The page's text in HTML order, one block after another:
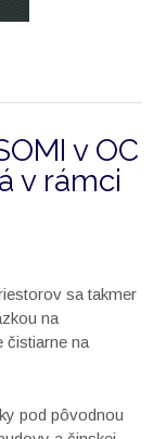
v OC
v rámci
sa takmer
na
čistiarne na
pod pôvodnou